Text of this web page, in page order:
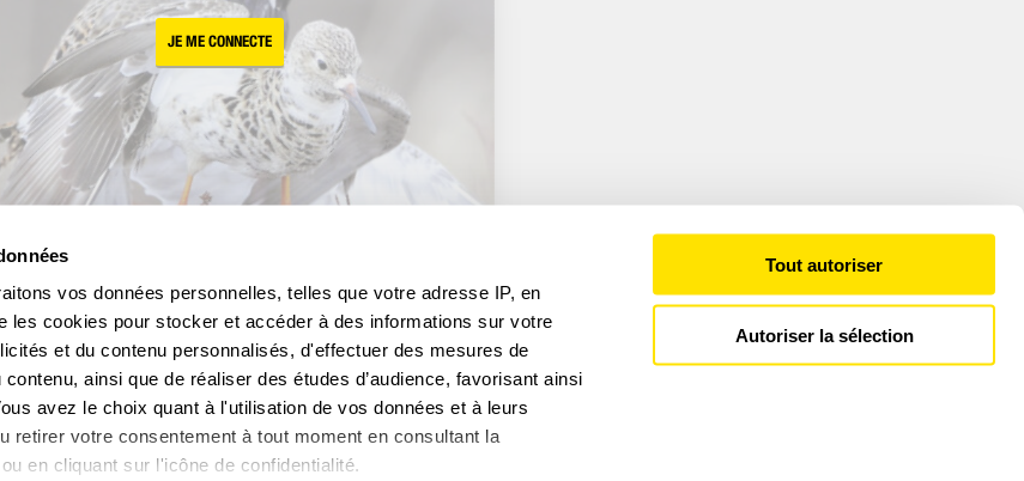
vos données personnelles, telles que votre adresse IP, en
les cookies pour stocker et accéder à des informations sur votre
et du contenu personnalisés, d'effectuer des mesures de
ainsi que de réaliser des études d’audience, favorisant ainsi
avez le choix quant à l'utilisation de vos données et à leurs
retirer votre consentement à tout moment en consultant la
en cliquant sur l'icône de confidentialité.
Tout autoriser
Autoriser la sélection
JE ME CONNECTE